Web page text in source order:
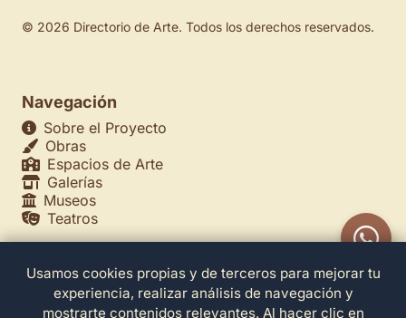
© 2026 Directorio de Arte. Todos los derechos reservados.
Navegación
Sobre el Proyecto
Obras
Espacios de Arte
Galerías
Museos
Teatros
Legales
Política de Privacidad
Usamos cookies propias y de terceros para mejorar tu
experiencia, realizar análisis de navegación y
mostrarte contenidos relevantes. Al hacer clic en